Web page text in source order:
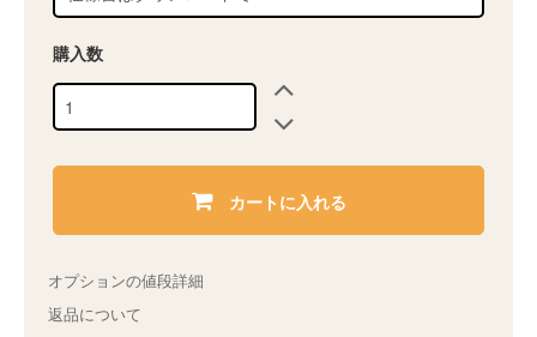
購入数
カートに入れる
オプションの値段詳細
返品について